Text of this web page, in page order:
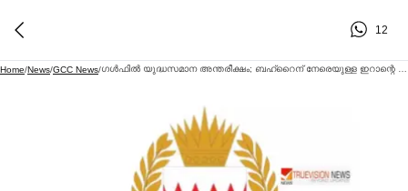
12
Home/News/GCC News/